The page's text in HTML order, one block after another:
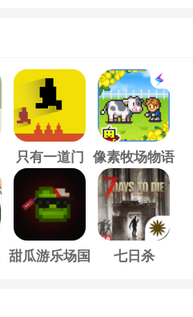
只有一道门 像素牧场物语
甜瓜游乐场国
七日杀